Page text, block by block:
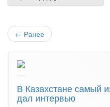
← Ранее
В Казахстане самый
дал интервью